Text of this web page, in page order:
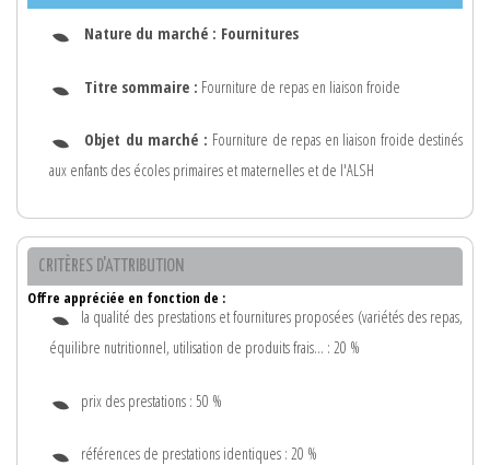
Nature du marché : Fournitures
Titre sommaire : Fourniture de repas en liaison froide
Objet du marché : Fourniture de repas en liaison froide destinés
aux enfants des écoles primaires et maternelles et de l'ALSH
CRITÈRES D'ATTRIBUTION
Offre appréciée en fonction de :
la qualité des prestations et fournitures proposées (variétés des repas,
équilibre nutritionnel, utilisation de produits frais... : 20 %
prix des prestations : 50 %
références de prestations identiques : 20 %